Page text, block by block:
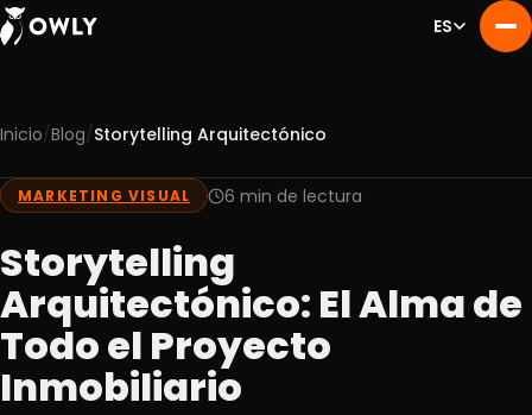
ES
Nosotros
02 Servicios
Portafolio
Experiencia
05 Blog
06 Contacto
Inicio/Blog/Storytelling Arquitectónico
MARKETING VISUAL 6 min de lectura
Storytelling
Arquitectónico: El Alma de
Todo el Proyecto
Inmobiliario